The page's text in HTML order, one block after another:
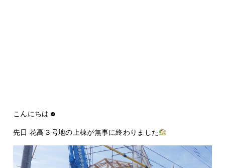
こんにちは☻
先日 花高３号地の上棟が無事に終わりました